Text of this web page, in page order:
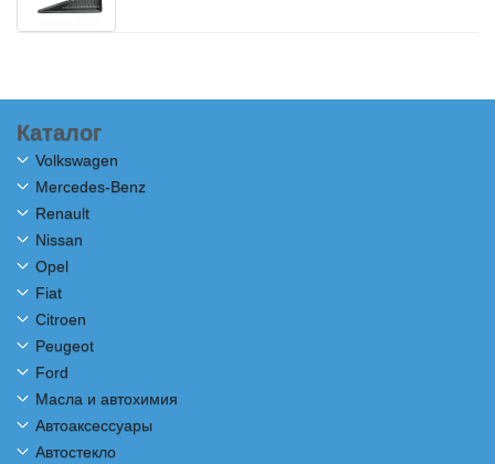
Каталог
Volkswagen
Mercedes-Benz
Renault
Nissan
Opel
Fiat
Citroen
Peugeot
Ford
Масла и автохимия
Автоаксессуары
Автостекло